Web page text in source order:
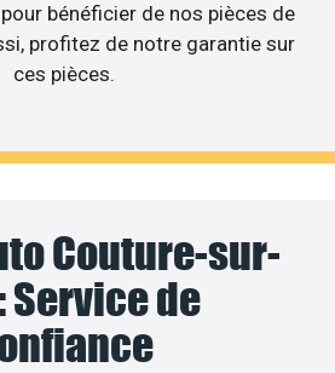
bénéficier de nos pièces de
profitez de notre garantie sur
ces pièces.
Couture-sur-
Service de